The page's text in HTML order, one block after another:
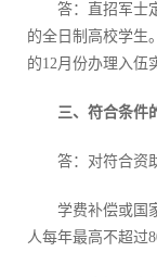
答：直招军士
的全日制高校学生
的12月份办理入伍
三、符合条件
答：对符合资
学费补偿或国
人每年最高不超过